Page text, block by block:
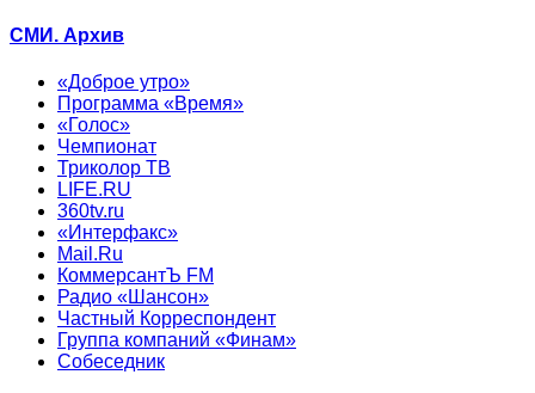
СМИ. Архив
«Доброе утро»
Программа «Время»
«Голос»
Чемпионат
Триколор ТВ
LIFE.RU
360tv.ru
«Интерфакс»
Mail.Ru
КоммерсантЪ FM
Радио «Шансон»
Частный Корреспондент
Группа компаний «Финам»
Собеседник